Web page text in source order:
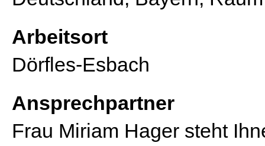
Arbeitsort
Dörfles-Esbach
Ansprechpartner
Frau Miriam Hager steht